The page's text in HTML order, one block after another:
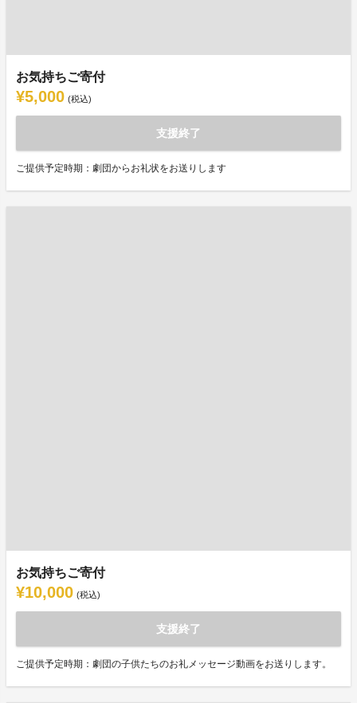
お気持ちご寄付
¥5,000 (税込)
支援終了
ご提供予定時期：劇団からお礼状をお送りします
お気持ちご寄付
¥10,000 (税込)
支援終了
ご提供予定時期：劇団の子供たちのお礼メッセージ動画をお送りします。